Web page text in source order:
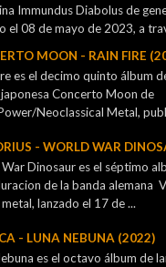
Immundus Diabolus de
el 08 de mayo de 2023, a
MOON - RAIN FIRE
es el decimo quinto álbum
Concerto Moon de
Neoclassical Metal,
- WORLD WAR
Dinosaur es el séptimo
de la banda alemana
lanzado el 17 de ...
- LUNA NEBUNA (2022)
es el octavo álbum de